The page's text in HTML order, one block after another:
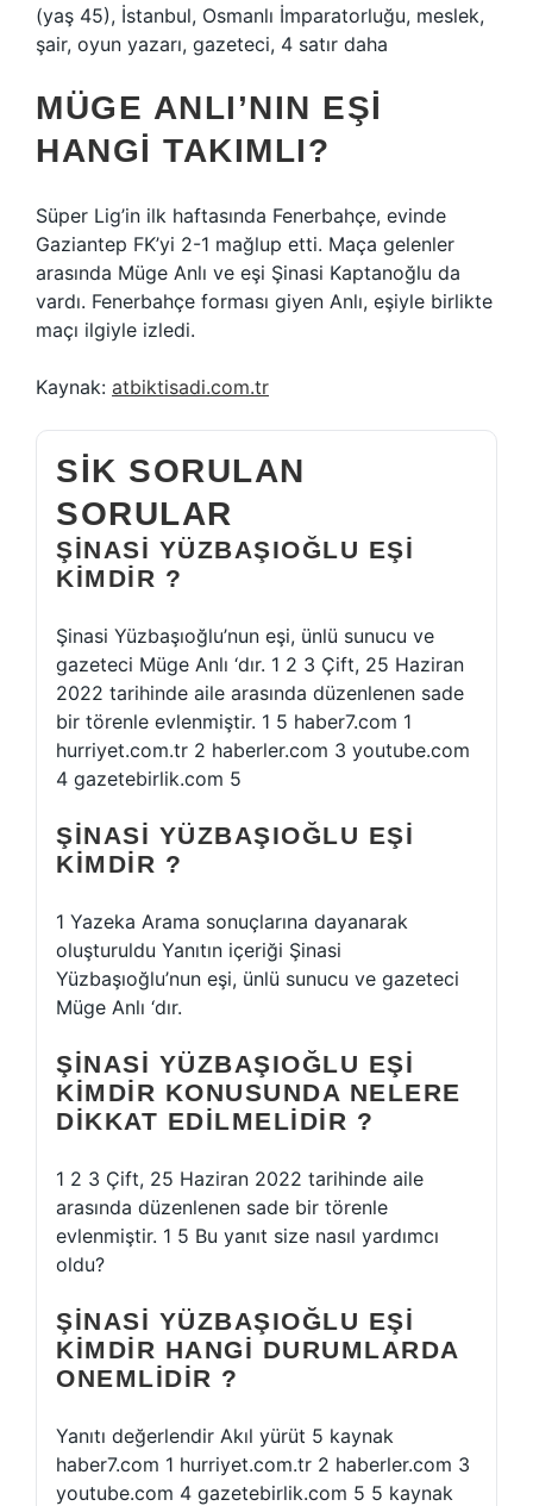
(yaş 45), İstanbul, Osmanlı İmparatorluğu, meslek,
şair, oyun yazarı, gazeteci, 4 satır daha
MÜGE ANLI’NIN EŞI
HANGI TAKIMLI?
Süper Lig’in ilk haftasında Fenerbahçe, evinde
Gaziantep FK’yi 2-1 mağlup etti. Maça gelenler
arasında Müge Anlı ve eşi Şinasi Kaptanoğlu da
vardı. Fenerbahçe forması giyen Anlı, eşiyle birlikte
maçı ilgiyle izledi.
Kaynak: atbiktisadi.com.tr
SIK SORULAN
SORULAR
ŞINASI YÜZBAŞIOĞLU EŞI
KIMDIR ?
Şinasi Yüzbaşıoğlu’nun eşi, ünlü sunucu ve
gazeteci Müge Anlı ‘dır. 1 2 3 Çift, 25 Haziran
2022 tarihinde aile arasında düzenlenen sade
bir törenle evlenmiştir. 1 5 haber7.com 1
hurriyet.com.tr 2 haberler.com 3 youtube.com
4 gazetebirlik.com 5
ŞINASI YÜZBAŞIOĞLU EŞI
KIMDIR ?
1 Yazeka Arama sonuçlarına dayanarak
oluşturuldu Yanıtın içeriği Şinasi
Yüzbaşıoğlu’nun eşi, ünlü sunucu ve gazeteci
Müge Anlı ‘dır.
ŞINASI YÜZBAŞIOĞLU EŞI
KIMDIR KONUSUNDA NELERE
DIKKAT EDILMELIDIR ?
1 2 3 Çift, 25 Haziran 2022 tarihinde aile
arasında düzenlenen sade bir törenle
evlenmiştir. 1 5 Bu yanıt size nasıl yardımcı
oldu?
ŞINASI YÜZBAŞIOĞLU EŞI
KIMDIR HANGI DURUMLARDA
ONEMLIDIR ?
Yanıtı değerlendir Akıl yürüt 5 kaynak
haber7.com 1 hurriyet.com.tr 2 haberler.com 3
youtube.com 4 gazetebirlik.com 5 5 kaynak